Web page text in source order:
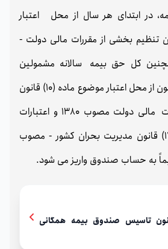
نامه، در ابتدای هر سال از محل اعتبار
(10) قانون تنظیم بخشی از مقررات مالی دولت -
- و همچنین کل حق بیمه سالانه مشمولین
تبصره (2) ماده (4) قانون از محل اعتبار موضوع ماده (10) قانون
تنظیم بخشی از مقررات مالی دولت مصوب 1380 و اعتبارات
موضوع مواد (16) و (17) قانون مدیریت بحران کشور - مصوب
تاسیس صندوق بیمه همگانی